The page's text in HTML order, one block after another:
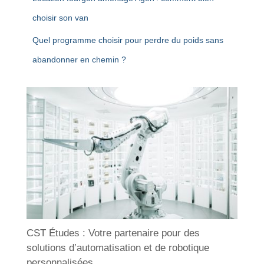
choisir son van
Quel programme choisir pour perdre du poids sans
abandonner en chemin ?
CST Études : Votre partenaire pour des
solutions d’automatisation et de robotique